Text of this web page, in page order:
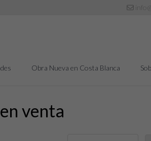
Obra Nueva en Costa Blanca
venta